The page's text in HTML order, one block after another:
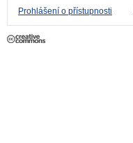
Prohlášení o přístupnosti